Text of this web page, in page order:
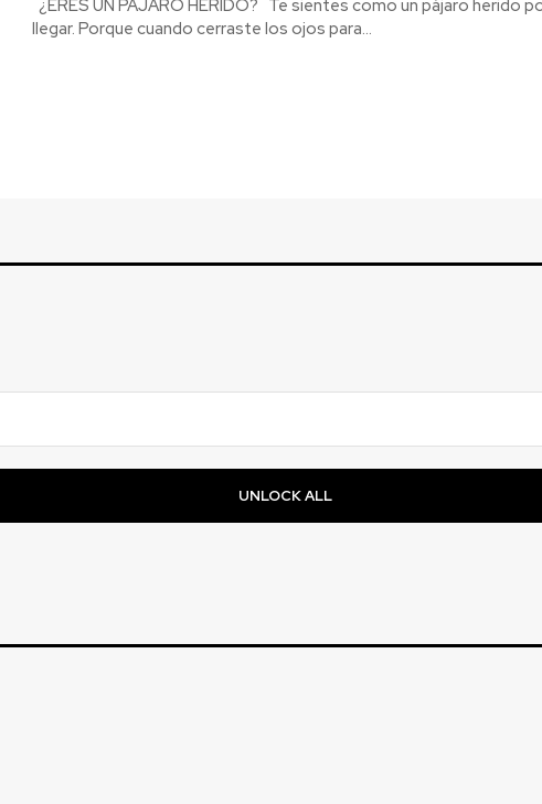
llegar. Porque cuando cerraste los ojos para...
UNLOCK ALL